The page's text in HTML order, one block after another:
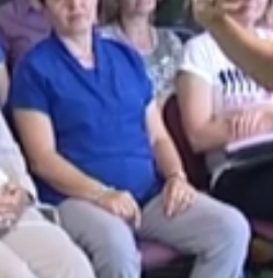
harmóniába
nagyon fontos, hogy a
kiegyensúlyozottak
annyira átszövi a
számára. Hiszen a